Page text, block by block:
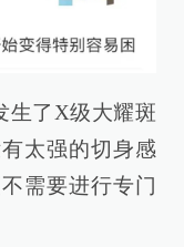
生了X级大耀斑
太强的切身感
需要进行专门